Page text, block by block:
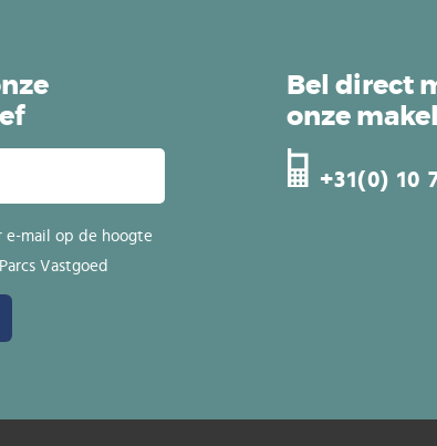
e-mail op de hoogte
Vastgoed
Bel direct
onze
+31(0) 10